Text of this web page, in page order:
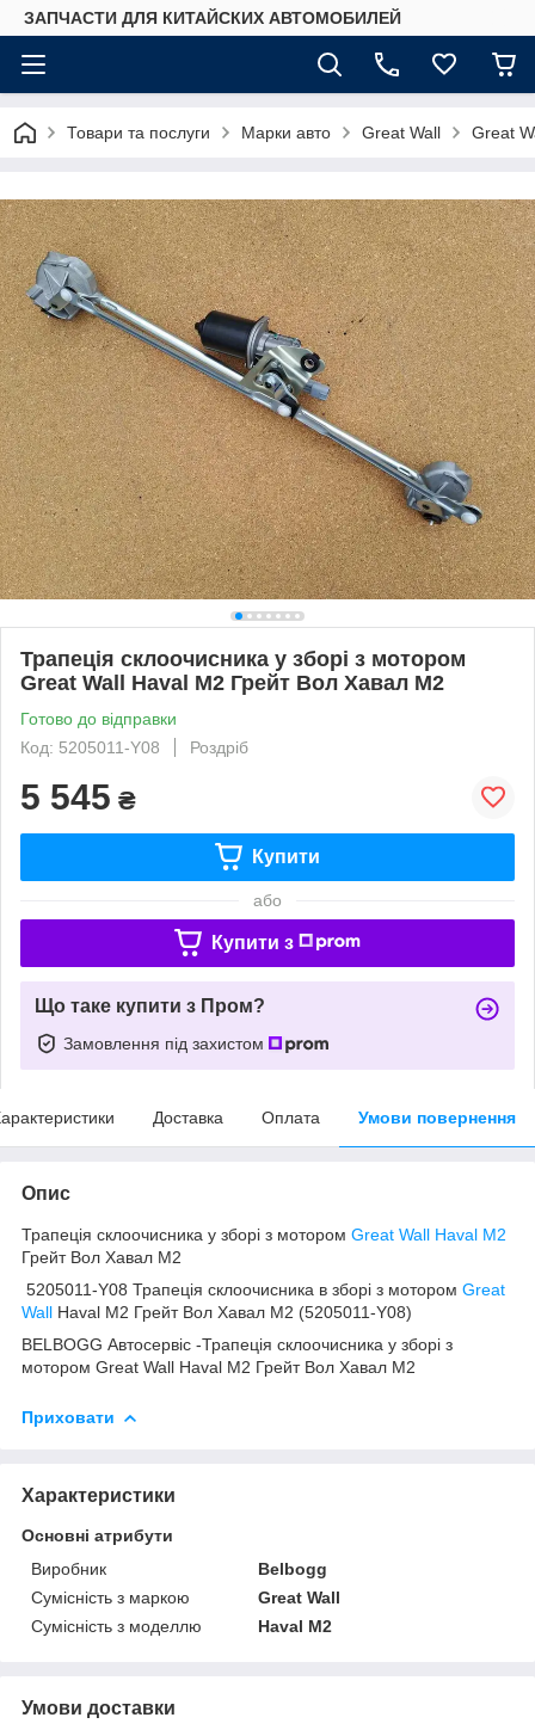
ЗАПЧАСТИ ДЛЯ КИТАЙСКИХ АВТОМОБИЛЕЙ
Товари та послуги Марки авто Great Wall Great
Трапеція склоочисника у зборі з мотором
Great Wall Haval M2 Грейт Вол Хавал М2
Готово до відправки
Код: 5205011-Y08
Роздріб
5 545 ₴
Купити
або
Купити з
Що таке купити з Пром?
Замовлення під захистом
Доставка Оплата Умови повернення
Опис
Трапеція склоочисника у зборі з мотором Great Wall Haval M2
Грейт Вол Хавал М2
5205011-Y08 Трапеція склоочисника в зборі з мотором Great
Wall Haval M2 Грейт Вол Хавал М2 (5205011-Y08)
BELBOGG Автосервіс -Трапеція склоочисника у зборі з
мотором Great Wall Haval M2 Грейт Вол Хавал М2
Приховати
Характеристики
Основні атрибути
Виробник
Belbogg
Сумісність з маркою
Great Wall
Сумісність з моделлю
Haval M2
Умови доставки